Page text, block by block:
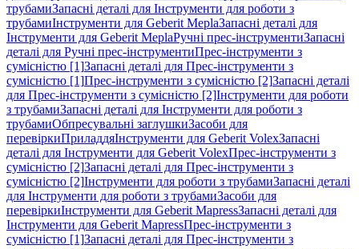
трубамиЗапасні деталі для Інструменти для роботи з
трубамиІнструменти для Geberit MeplaЗапасні деталі для
Інструменти для Geberit MeplaРучні прес-інструментиЗапасні
деталі для Ручні прес-інструментиПрес-інструменти з
сумісністю [1]Запасні деталі для Прес-інструменти з
сумісністю [1]Прес-інструменти з сумісністю [2]Запасні деталі
для Прес-інструменти з сумісністю [2]Інструменти для роботи
з трубамиЗапасні деталі для Інструменти для роботи з
трубамиОбпресувальні заглушкиЗасоби для
перевіркиПриладдяІнструменти для Geberit VolexЗапасні
деталі для Інструменти для Geberit VolexПрес-інструменти з
сумісністю [2]Запасні деталі для Прес-інструменти з
сумісністю [2]Інструменти для роботи з трубамиЗапасні деталі
для Інструменти для роботи з трубамиЗасоби для
перевіркиІнструменти для Geberit MapressЗапасні деталі для
Інструменти для Geberit MapressПрес-інструменти з
сумісністю [1]Запасні деталі для Прес-інструменти з